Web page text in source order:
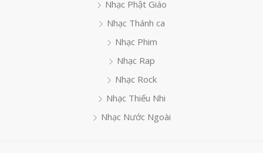
Nhạc Phật Giáo
Nhạc Thánh ca
Nhạc Phim
Nhạc Rap
Nhạc Rock
Nhạc Thiếu Nhi
Nhạc Nước Ngoài